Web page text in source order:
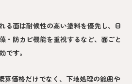
る面は耐候性の高い塗料を優先し、日
・防カビ機能を重視するなど、面ごと
です。
算価格だけでなく、下地処理の範囲や